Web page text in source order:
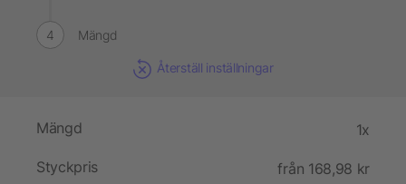
Mängd
Återställ inställningar
Mängd 1x
Styckpris från 168,98 kr